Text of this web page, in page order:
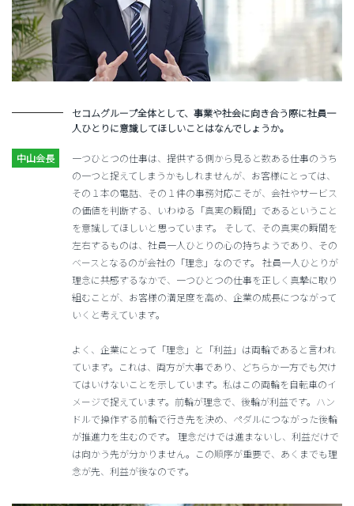
セコムグループ全体として、事業や社会に向き合う際に社員一
人ひとりに意識してほしいことはなんでしょうか。
一つひとつの仕事は、提供する側から見ると数ある仕事のうち
の一つと捉えてしまうかもしれませんが、お客様にとっては、
その１本の電話、その１件の事務対応こそが、会社やサービス
の価値を判断する、いわゆる「真実の瞬間」であるということ
を意識してほしいと思っています。 そして、その真実の瞬間を
左右するものは、社員一人ひとりの心の持ちようであり、その
ベースとなるのが会社の「理念」なのです。 社員一人ひとりが
理念に共感するなかで、一つひとつの仕事を正しく真摯に取り
組むことが、お客様の満足度を高め、企業の成長につながって
いくと考えています。
よく、企業にとって「理念」と「利益」は両輪であると言われ
ています。これは、両方が大事であり、どちらか一方でも欠け
てはいけないことを示しています。私はこの両輪を自転車のイ
メージで捉えています。前輪が理念で、後輪が利益です。ハン
ドルで操作する前輪で行き先を決め、ペダルにつながった後輪
が推進力を生むのです。 理念だけでは進まないし、利益だけで
は向かう先が分かりません。この順序が重要で、あくまでも理
念が先、利益が後なのです。